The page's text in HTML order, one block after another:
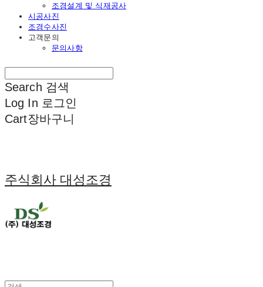
조경설계 및 식재공사
시공사진
조경수사진
고객문의
문의사항
Search 검색
Log In 로그인
Cart장바구니
주식회사 대성조경